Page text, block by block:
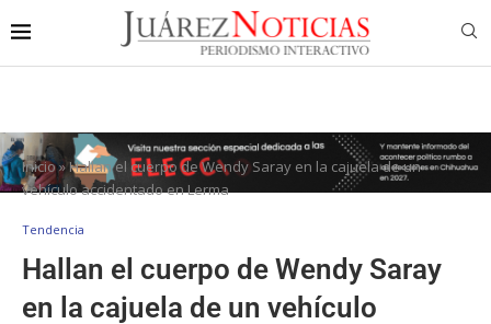
Inicio»Hallan el cuerpo de Wendy Saray en la cajuela de un
vehículo accidentado en Lerma
Tendencia
Hallan el cuerpo de Wendy Saray
en la cajuela de un vehículo